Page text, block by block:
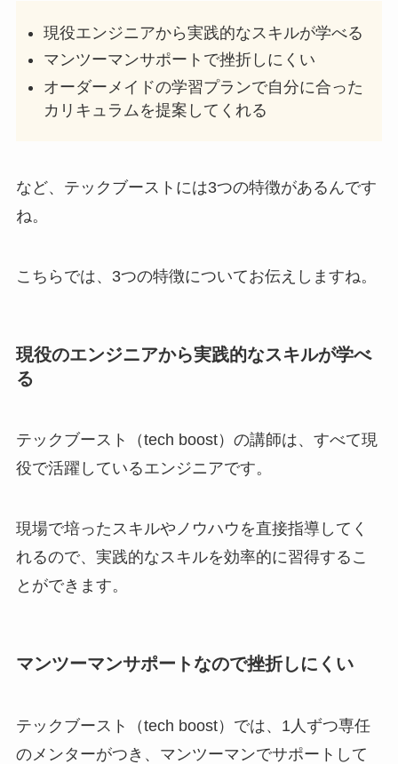
現役エンジニアから実践的なスキルが学べる
マンツーマンサポートで挫折しにくい
オーダーメイドの学習プランで自分に合った
カリキュラムを提案してくれる
など、テックブーストには3つの特徴があるんです
ね。
こちらでは、3つの特徴についてお伝えしますね。
現役のエンジニアから実践的なスキルが学べ
る
テックブースト（tech boost）の講師は、すべて現
役で活躍しているエンジニアです。
現場で培ったスキルやノウハウを直接指導してく
れるので、実践的なスキルを効率的に習得するこ
とができます。
マンツーマンサポートなので挫折しにくい
テックブースト（tech boost）では、1人ずつ専任
のメンターがつき、マンツーマンでサポートして